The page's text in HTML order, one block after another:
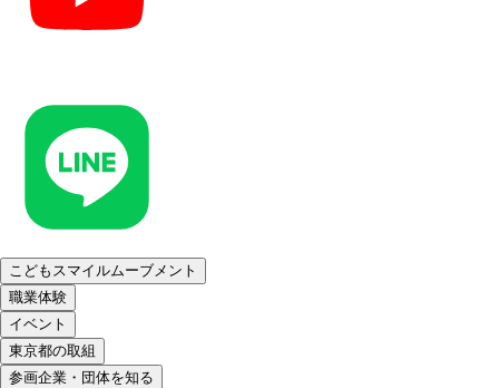
こどもスマイルムーブメント
職業体験
イベント
東京都の取組
参画企業・団体を知る